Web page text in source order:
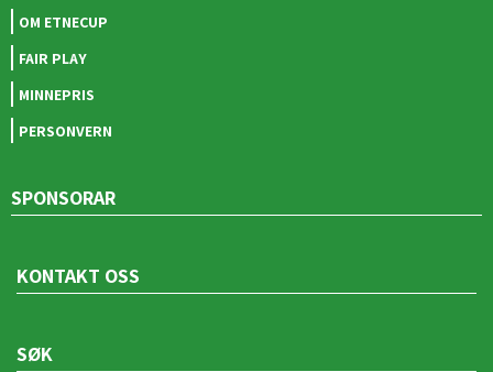
OM ETNECUP
FAIR PLAY
MINNEPRIS
PERSONVERN
SPONSORAR
KONTAKT OSS
SØK